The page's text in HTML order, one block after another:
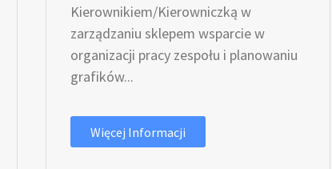
Kierownikiem/Kierowniczką w
zarządzaniu sklepem wsparcie w
organizacji pracy zespołu i planowaniu
grafików...
Więcej Informacji